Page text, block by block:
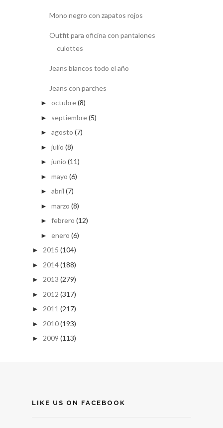
Mono negro con zapatos rojos
Outfit para oficina con pantalones
culottes
Jeans blancos todo el año
Jeans con parches
► octubre(8)
► septiembre(5)
► agosto (7)
► julio (8)
► junio (11)
► mayo (6)
► abril (7)
► marzo (8)
► febrero (12)
► enero (6)
► 2015 (104)
► 2014(188)
► 2013 (279)
► 2012 (317)
► 2011 (217)
► 2010(193)
► 2009 (113)
LIKE US ON FACEBOOK